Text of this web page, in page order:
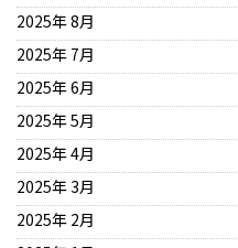
2025年 8月
2025年 7月
2025年 6月
2025年 5月
2025年 4月
2025年 3月
2025年 2月